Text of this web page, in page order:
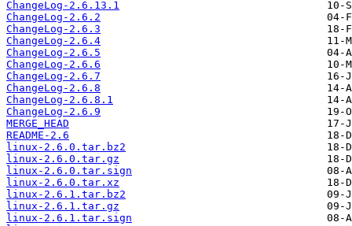
ChangeLog-2.6.13.1
ChangeLog-2.6.2
ChangeLog-2.6.3
ChangeLog-2.6.4
ChangeLog-2.6.5
ChangeLog-2.6.6
ChangeLog-2.6.7
ChangeLog-2.6.8
ChangeLog-2.6.8.1
ChangeLog-2.6.9
MERGE_HEAD
README-2.6
linux-2.6.0.tar.bz2
linux-2.6.0.tar.gz
linux-2.6.0.tar.sign
linux-2.6.0.tar.xz
linux-2.6.1.tar.bz2
linux-2.6.1.tar.gz
linux-2.6.1.tar.sign